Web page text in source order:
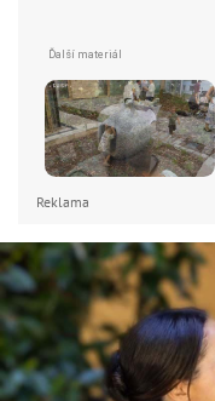
Reklama